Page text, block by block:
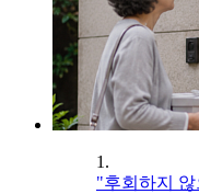
1.
"후회하지